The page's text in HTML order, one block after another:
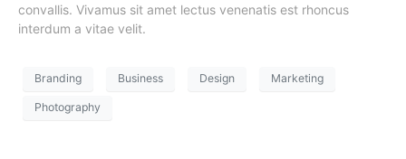
convallis. Vivamus sit amet lectus venenatis est rhoncus
interdum a vitae velit.
Branding Business Design Marketing
Photography